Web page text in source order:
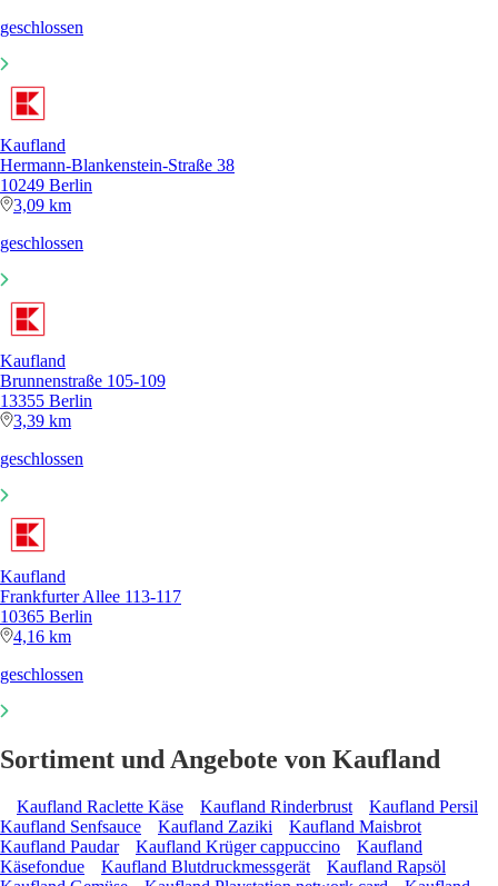
geschlossen
Kaufland
Hermann-Blankenstein-Straße 38
10249 Berlin
3,09 km
geschlossen
Kaufland
Brunnenstraße 105-109
13355 Berlin
3,39 km
geschlossen
Kaufland
Frankfurter Allee 113-117
10365 Berlin
4,16 km
geschlossen
Sortiment und Angebote von Kaufland
Kaufland Raclette Käse Kaufland Rinderbrust
Kaufland Persil
Kaufland Senfsauce
Kaufland Zaziki
Kaufland Maisbrot
Kaufland Paudar
Kaufland Krüger cappuccino
Kaufland
Käsefondue
Kaufland Blutdruckmessgerät
Kaufland Rapsöl